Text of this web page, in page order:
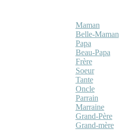
Maman
Belle-Maman
Papa
Beau-Papa
Frère
Soeur
Tante
Oncle
Parrain
Marraine
Grand-Père
Grand-mère